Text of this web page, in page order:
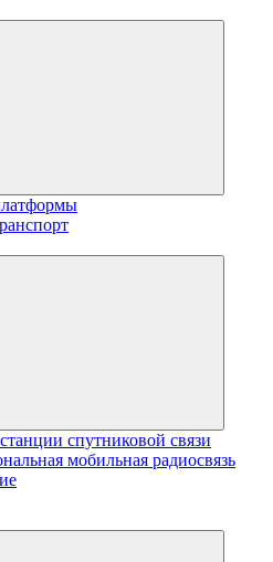
спутниковой связи
мобильная радиосвязь